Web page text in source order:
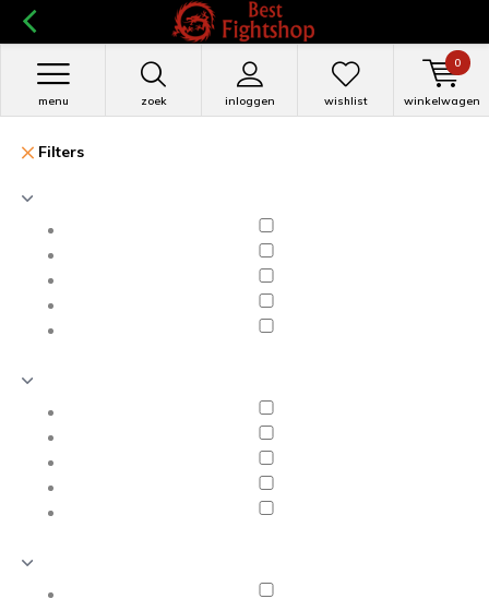
zoek inloggen
menu wishlist winkelwagen
0
Filters